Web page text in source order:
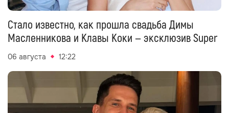
Стало известно, как прошла свадьба Димы
Масленникова и Клавы Коки — эксклюзив Super
06 августа 12:22